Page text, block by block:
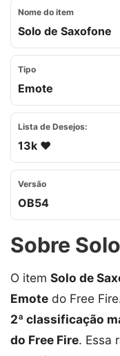
Nome do item
Solo de Saxofone
Tipo
Emote
Lista de Desejos:
13k ❤️
Versão
OB54
Sobre
O item Solo de
Emote do Free
2ª classificação
do Free Fire. Essa